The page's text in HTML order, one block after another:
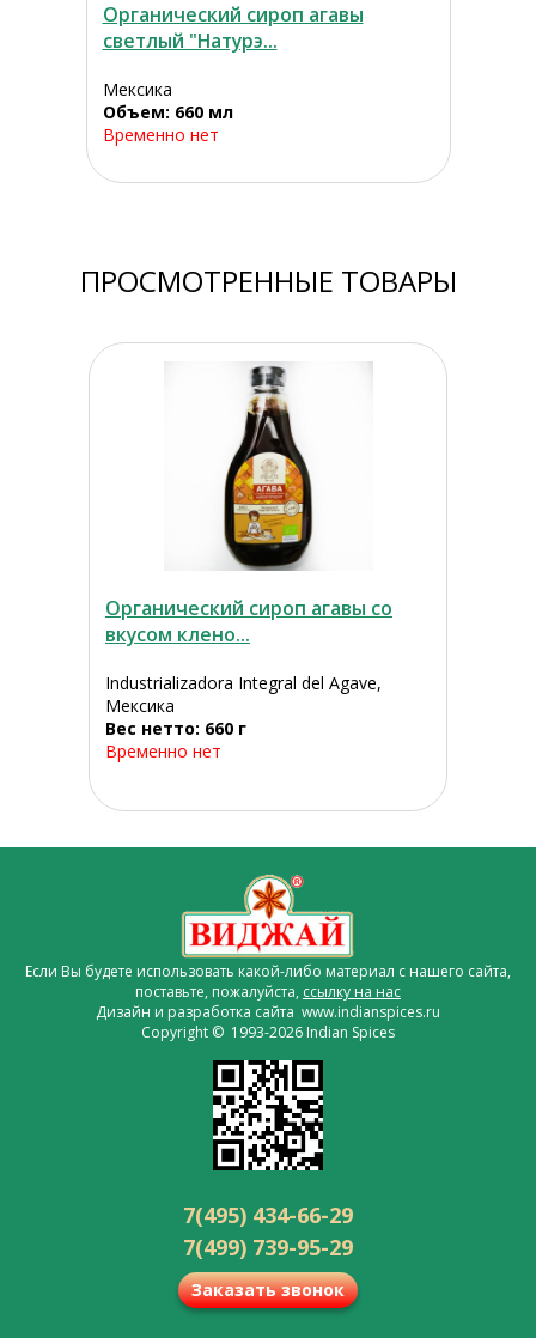
Органический сироп агавы
светлый "Натурэ...
Мексика
Объем: 660 мл
Временно нет
ПРОСМОТРЕННЫЕ ТОВАРЫ
Органический сироп агавы со
вкусом клено...
Industrializadora Integral del Agave,
Мексика
Вес нетто: 660 г
Временно нет
Если Вы будете использовать какой-либо материал с нашего сайта,
поставьте, пожалуйста, ссылку на нас
Дизайн и разработка сайта www.indianspices.ru
Copyright © 1993-2026 Indian Spices
7(495) 434-66-29
7(499) 739-95-29
Заказать звонок